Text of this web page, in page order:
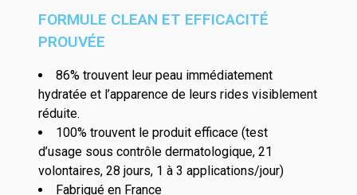
FORMULE CLEAN ET EFFICACITÉ
PROUVÉE
86% trouvent leur peau immédiatement
hydratée et l’apparence de leurs rides visiblement
réduite.
100% trouvent le produit efficace (test
d’usage sous contrôle dermatologique, 21
volontaires, 28 jours, 1 à 3 applications/jour)
Fabriqué en France